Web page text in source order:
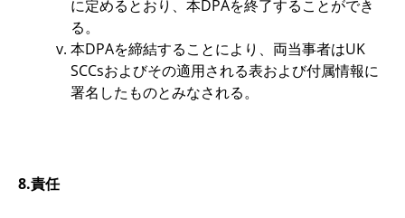
に定めるとおり、本DPAを終了することができ
る。
本DPAを締結することにより、両当事者はUK
SCCsおよびその適用される表および付属情報に
署名したものとみなされる。
8.責任